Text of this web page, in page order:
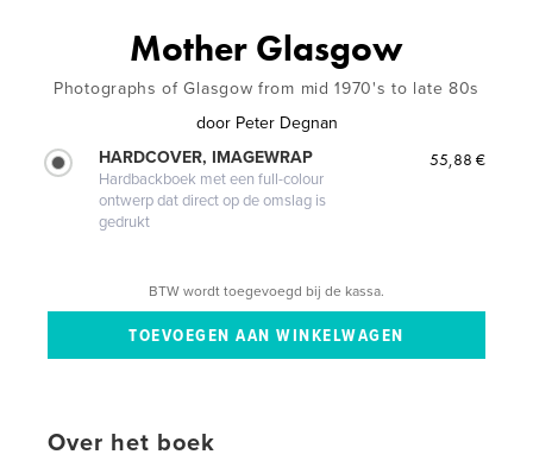
Mother Glasgow
Photographs of Glasgow from mid 1970's to late 80s
door Peter Degnan
HARDCOVER, IMAGEWRAP
Hardbackboek met een full-colour
ontwerp dat direct op de omslag is
gedrukt
55,88 €
BTW wordt toegevoegd bij de kassa.
Over het boek